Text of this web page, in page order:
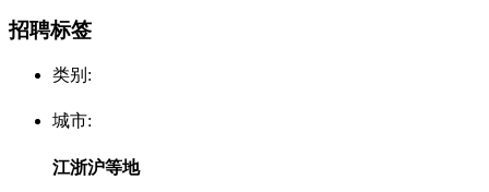
招聘标签
类别:
城市:
江浙沪等地